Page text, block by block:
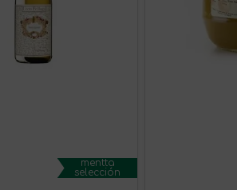
mentta
selección